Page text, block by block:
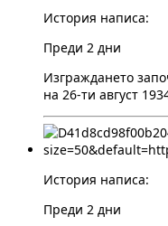
История написа:
Преди 2 дни
Изграждането
на 26-ти август
История написа:
Преди 2 дни